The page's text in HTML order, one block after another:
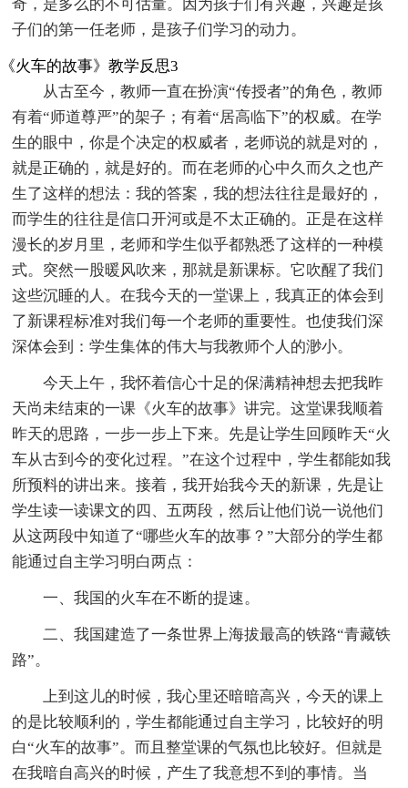
奇，是多么的不可估量。因为孩子们有兴趣，兴趣是孩
子们的第一任老师，是孩子们学习的动力。
《火车的故事》教学反思3
从古至今，教师一直在扮演“传授者”的角色，教师
有着“师道尊严”的架子；有着“居高临下”的权威。在学
生的眼中，你是个决定的权威者，老师说的就是对的，
就是正确的，就是好的。而在老师的心中久而久之也产
生了这样的想法：我的答案，我的想法往往是最好的，
而学生的往往是信口开河或是不太正确的。正是在这样
漫长的岁月里，老师和学生似乎都熟悉了这样的一种模
式。突然一股暖风吹来，那就是新课标。它吹醒了我们
这些沉睡的人。在我今天的一堂课上，我真正的体会到
了新课程标准对我们每一个老师的重要性。也使我们深
深体会到：学生集体的伟大与我教师个人的渺小。
今天上午，我怀着信心十足的保满精神想去把我昨
天尚未结束的一课《火车的故事》讲完。这堂课我顺着
昨天的思路，一步一步上下来。先是让学生回顾昨天“火
车从古到今的变化过程。”在这个过程中，学生都能如我
所预料的讲出来。接着，我开始我今天的新课，先是让
学生读一读课文的四、五两段，然后让他们说一说他们
从这两段中知道了“哪些火车的故事？”大部分的学生都
能通过自主学习明白两点：
一、我国的火车在不断的提速。
二、我国建造了一条世界上海拔最高的铁路“青藏铁
路”。
上到这儿的时候，我心里还暗暗高兴，今天的课上
的是比较顺利的，学生都能通过自主学习，比较好的明
白“火车的故事”。而且整堂课的气氛也比较好。但就是
在我暗自高兴的时候，产生了我意想不到的事情。当